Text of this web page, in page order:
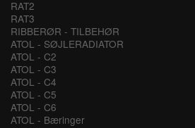
RAT2
RAT3
RIBBERØR - TILBEHØR
ATOL - SØJLERADIATOR
ATOL - C2
ATOL - C3
ATOL - C4
ATOL - C5
ATOL - C6
ATOL - Bæringer